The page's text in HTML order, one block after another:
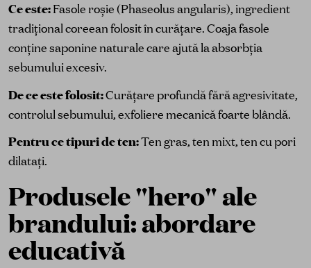
Ce este:Fasole roșie (Phaseolus angularis), ingredient
tradițional coreean folosit în curățare. Coaja fasole
conține saponine naturale care ajută la absorbția
sebumului excesiv.
De ce este folosit:Curățare profundă fără agresivitate,
controlul sebumului, exfoliere mecanică foarte blândă.
Pentru ce tipuri de ten:Ten gras, ten mixt, ten cu pori
dilatați.
Produsele "hero" ale
brandului: abordare
educativă